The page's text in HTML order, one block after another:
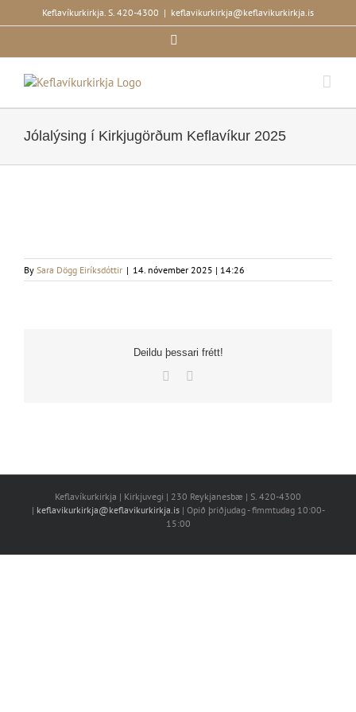
to
Keflavíkurkirkja. S. 420-4300 | keflavikurkirkja@keflavikurkirkja.is
Jólalýsing í Kirkjugörðum Keflavíkur 2025
By Sara Dögg Eiríksdóttir | 14. nóvember 2025 | 14:26
Deildu þessari frétt!
Facebook
Keflavíkurkirkja | Kirkjuvegi | 230 Reykjanesbæ | S. 420-4300
| keflavikurkirkja@keflavikurkirkja.is| Opið þriðjudag - fimmtudag 10:00-
15:00